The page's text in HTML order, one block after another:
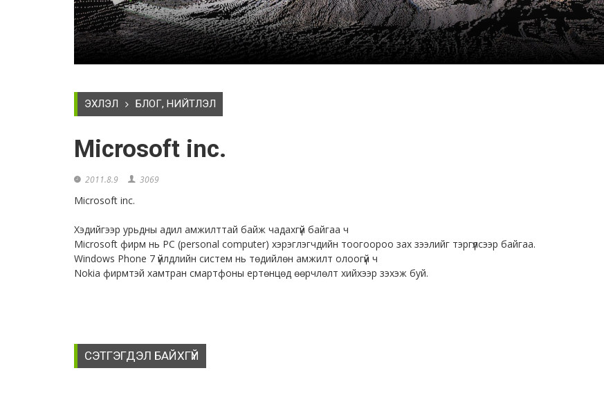
ЭХЛЭЛ БЛОГ, НИЙТЛЭЛ
Microsoft inc.
2011.8.9 3069
Microsoft inc.
Хэдийгээр урьдны адил амжилттай байж чадахгүй байгаа ч
Microsoft фирм нь PC (personal computer) хэрэглэгчдийн тоогоороо зах зээлийг тэргүүлсээр байгаа.
Windows Phone 7 үйлдлийн систем нь төдийлөн амжилт олоогүй ч
Nokia фирмтэй хамтран смартфоны ертөнцөд өөрчлөлт хийхээр зэхэж буй.
СЭТГЭГДЭЛ БАЙХГҮЙ